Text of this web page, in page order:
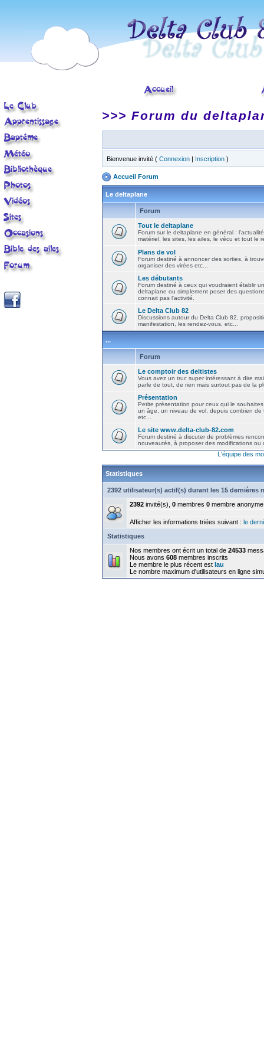
>>> Forum du
Bienvenue invité ( Connexion | Inscription )
Accueil Forum
Le deltaplane
Forum
Tout le deltaplane
Forum sur le deltaplane en général :
matériel, les sites, les ailes, le vécu et tout le
Plans de vol
Forum destiné à annoncer des sorties, à
organiser des virées etc...
Les débutants
Forum destiné à ceux qui voudraient établir
deltaplane ou simplement poser des
connait pas l'activité.
Le Delta Club 82
Discussions autour du Delta Club 82,
manifestation, les rendez-vous, etc...
...
Forum
Le comptoir des deltistes
Vous avez un truc super intéressant à dire
parle de tout, de rien mais surtout pas de la
Présentation
Petite présentation pour ceux qui le
un âge, un niveau de vol, depuis combien de
etc...
Le site www.delta-club-82.com
Forum destiné à discuter de problèmes
nouveautés, à proposer des modifications ou
L'équipe des
Statistiques
2392 utilisateur(s) actif(s) durant les 15 dernières
2392 invité(s), 0 membres 0 membre anonyme
Afficher les informations triées suivant : le
Statistiques
Nos membres ont écrit un total de 24533
Nous avons 608 membres inscrits
Le membre le plus récent est lau
Le nombre maximum d'utilisateurs en ligne